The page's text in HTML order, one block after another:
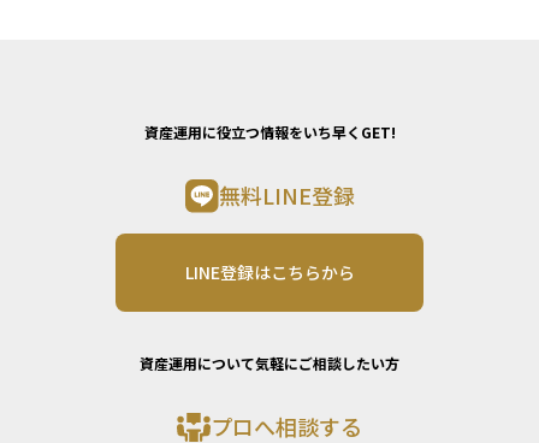
資産運用に役立つ情報をいち早くGET!
無料LINE登録
LINE登録はこちらから
資産運用について気軽にご相談したい方
プロへ相談する